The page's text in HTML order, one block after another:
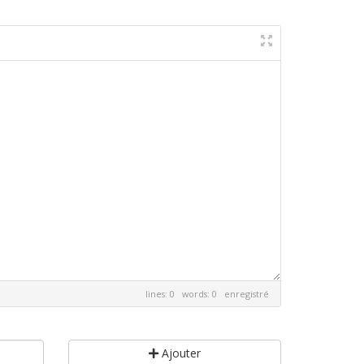
lines: 0 words: 0 enregistré
Ajouter